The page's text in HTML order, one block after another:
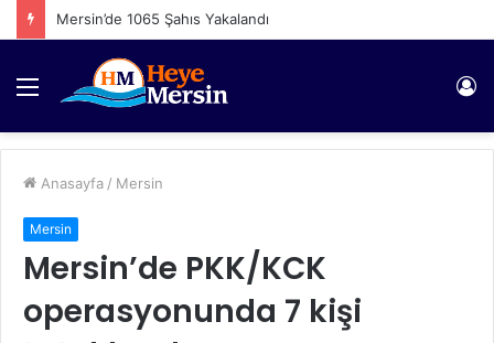
Mersin’de 1065 Şahıs Yakalandı
Menü
Anasayfa / Mersin
Mersin
Mersin’de PKK/KCK
operasyonunda 7 kişi